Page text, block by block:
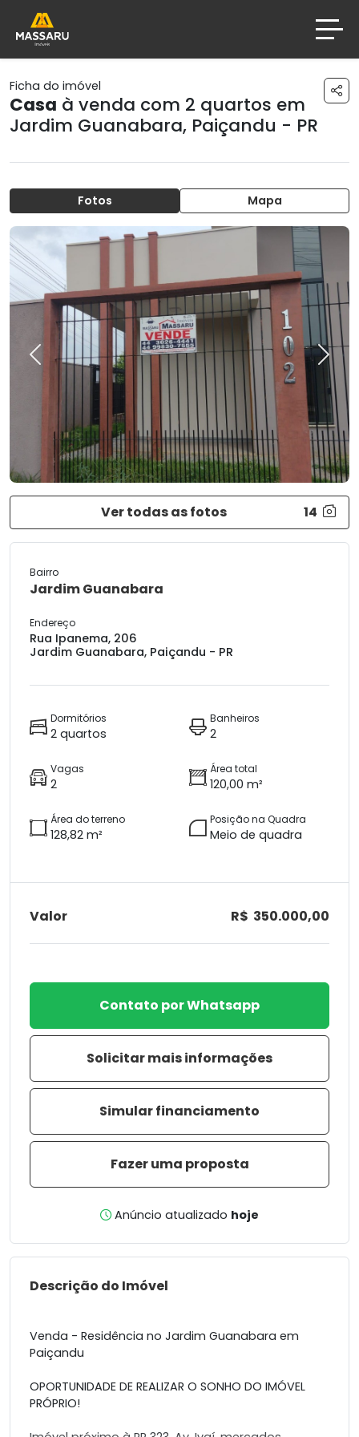
Ficha do imóvel
Casa à venda com 2 quartos em
Jardim Guanabara, Paiçandu - PR
Fotos Mapa
Previous Next
Ver todas as fotos 14
Bairro
Jardim Guanabara
Endereço
Rua Ipanema, 206
Jardim Guanabara, Paiçandu - PR
Dormitórios
2 quartos
Banheiros
2
Vagas
2
Área total
120,00 m²
Área do terreno
128,82 m²
Posição na Quadra
Meio de quadra
Valor R$ 350.000,00
Contato por Whatsapp
Solicitar mais informações
Simular financiamento
Fazer uma proposta
Anúncio atualizado hoje
Descrição do Imóvel
Venda - Residência no Jardim Guanabara em
Paiçandu
OPORTUNIDADE DE REALIZAR O SONHO DO IMÓVEL
PRÓPRIO!